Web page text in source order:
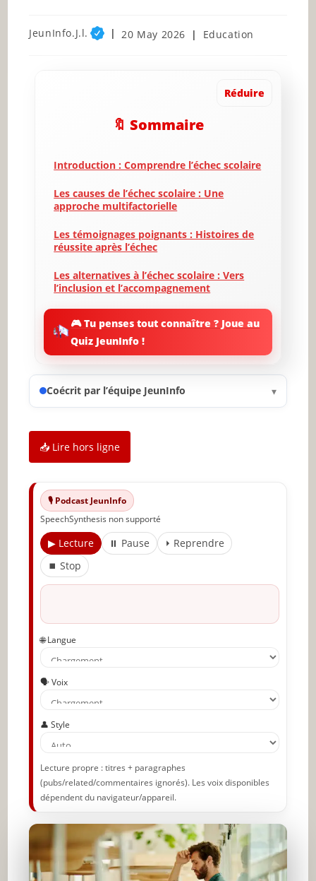
Post
JeunInfo.J.l.
Post
20 May 2026
Post
Education
Réduire
🔖 Sommaire
Introduction : Comprendre l’échec scolaire
Les causes de l’échec scolaire : Une
approche multifactorielle
Les témoignages poignants : Histoires de
réussite après l’échec
Les alternatives à l’échec scolaire : Vers
l’inclusion et l’accompagnement
confiance en soi
Ressources et outils pour aider les élèves
Le rôle des parents et des enseignants
dans la réussite scolaire
comme opportunité
l’échec scolaire en succès
✨ Nouveau sur JeunInfo ?
Articles recommandés
Partager l'amour
🎮 Tu penses tout connaître ? Joue au
Quiz JeunInfo !
Coécrit par l’équipe JeunInfo ▾
📥 Lire hors ligne
🎙️ Podcast JeunInfo
SpeechSynthesis non supporté
▶ Lecture ⏸ Pause
⏵ Reprendre
⏹ Stop
🌐 Langue
🗣️ Voix
👤 Style
Lecture propre : titres + paragraphes
(pubs/related/commentaires ignorés). Les voix disponibles
dépendent du navigateur/appareil.